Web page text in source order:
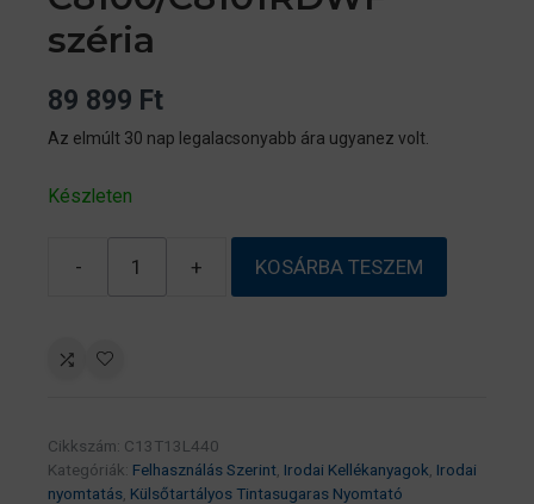
széria
89 899 Ft
Az elmúlt 30 nap legalacsonyabb ára ugyanez volt.
Készleten
-
Epson
C13T13L440
Workforce
+ KOSÁRBA TESZEM
Cikkszám: C13T13L440
Kategóriák: Felhasználás Szerint Irodai Kellékanyagok Irodai
nyomtatás Külsőtartályos Tintasugaras Nyomtató